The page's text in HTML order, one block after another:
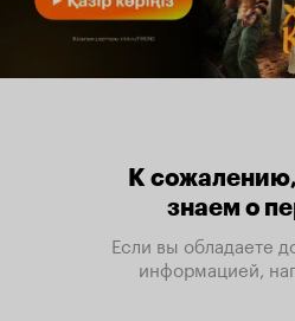
К
знаем о
Если вы обладаете
информацией,